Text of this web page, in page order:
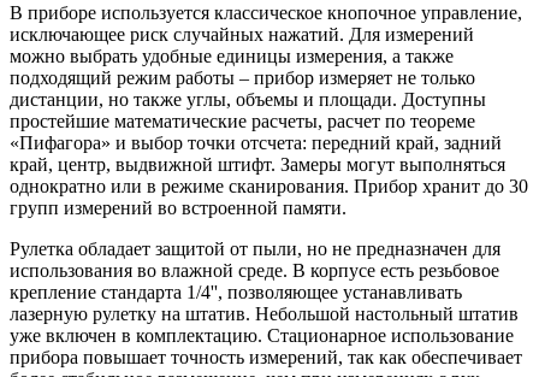
В приборе используется классическое кнопочное управление,
исключающее риск случайных нажатий. Для измерений
можно выбрать удобные единицы измерения, а также
подходящий режим работы – прибор измеряет не только
дистанции, но также углы, объемы и площади. Доступны
простейшие математические расчеты, расчет по теореме
«Пифагора» и выбор точки отсчета: передний край, задний
край, центр, выдвижной штифт. Замеры могут выполняться
однократно или в режиме сканирования. Прибор хранит до 30
групп измерений во встроенной памяти.
Рулетка обладает защитой от пыли, но не предназначен для
использования во влажной среде. В корпусе есть резьбовое
крепление стандарта 1/4'', позволяющее устанавливать
лазерную рулетку на штатив. Небольшой настольный штатив
уже включен в комплектацию. Стационарное использование
прибора повышает точность измерений, так как обеспечивает